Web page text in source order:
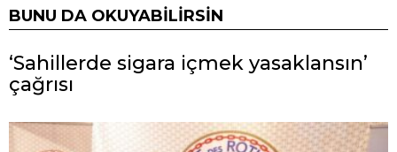
BUNU DA OKUYABILIRSIN
‘Sahillerde sigara içmek yasaklansın’
çağrısı